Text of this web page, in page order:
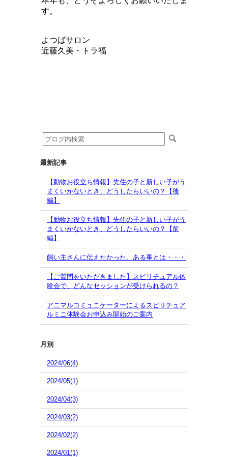
す。
よつばサロン
近藤久美・トラ福
最新記事
【動物お役立ち情報】先住の子と新しい子がう
まくいかないとき、どうしたらいいの？【後
編】
【動物お役立ち情報】先住の子と新しい子がう
まくいかないとき、どうしたらいいの？【前
編】
飼い主さんに伝えたかった、ある事とは・・・
【ご質問をいただきました】スピリチュアル体
験会で、どんなセッションが受けられるの？
アニマルコミュニケーターによるスピリチュア
ルミニ体験会お申込み開始のご案内
月別
2024/06(4)
2024/05(1)
2024/04(3)
2024/03(2)
2024/02(2)
2024/01(1)